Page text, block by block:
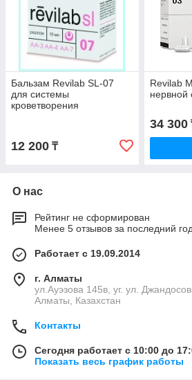
Бальзам Revilab SL-07
для системы
кроветворения
12 200 ₸
Revilab
нервной
34 300
О нас
Рейтинг не сформирован
Менее 5 отзывов за последний
Работает с 19.09.2014
г. Алматы
ул.Ауэзова 145в, уг. ул.
Алматы, Казахстан
Контакты
Сегодня работает с 10:00 до
Показать весь график работы